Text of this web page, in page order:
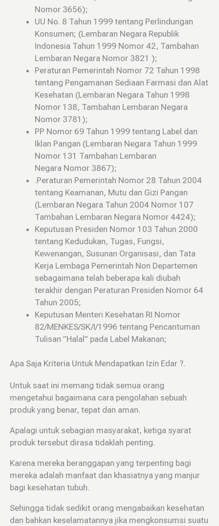
Nomor 3656);
UU No. 8 Tahun 1999 tentang Perlindungan
Konsumen; (Lembaran Negara Republik
Indonesia Tahun 1999 Nomor 42, Tambahan
Lembaran Negara Nomor 3821 );
Peraturan Pemerintah Nomor 72 Tahun 1998
tentang Pengamanan Sediaan Farmasi dan Alat
Kesehatan (Lembaran Negara Tahun 1998
Nomor 138, Tambahan Lembaran Negara
Nomor 3781);
PP Nomor 69 Tahun 1999 tentang Label dan
Iklan Pangan (Lembaran Negara Tahun 1999
Nomor 131 Tambahan Lembaran
Negara Nomor 3867);
.Peraturan Pemerintah Nomor 28 Tahun 2004
tentang Keamanan, Mutu dan Gizi Pangan
(Lembaran Negara Tahun 2004 Nomor 107
Tambahan Lembaran Negara Nomor 4424);
Keputusan Presiden Nomor 103 Tahun 2000
tentang Kedudukan, Tugas, Fungsi,
Kewenangan, Susunan Organisasi, dan Tata
Kerja Lembaga Pemerintah Non Departemen
sebagaimana telah beberapa kali diubah
terakhir dengan Peraturan Presiden Nomor 64
Tahun 2005;
Keputusan Menteri Kesehatan RI Nomor
82/MENKES/SK/I/1996 tentang Pencantuman
Tulisan ”Halal” pada Label Makanan;
Apa Saja Kriteria Untuk Mendapatkan Izin Edar ?.
Untuk saat ini memang tidak semua orang
mengetahui bagaimana cara pengolahan sebuah
produk yang benar, tepat dan aman.
Apalagi untuk sebagian masyarakat, ketiga syarat
produk tersebut dirasa tidaklah penting.
Karena mereka beranggapan yang terpenting bagi
mereka adalah manfaat dan khasiatnya yang manjur
bagi kesehatan tubuh.
Sehingga tidak sedikit orang mengabaikan kesehatan
dan bahkan keselamatannya jika mengkonsumsi suatu